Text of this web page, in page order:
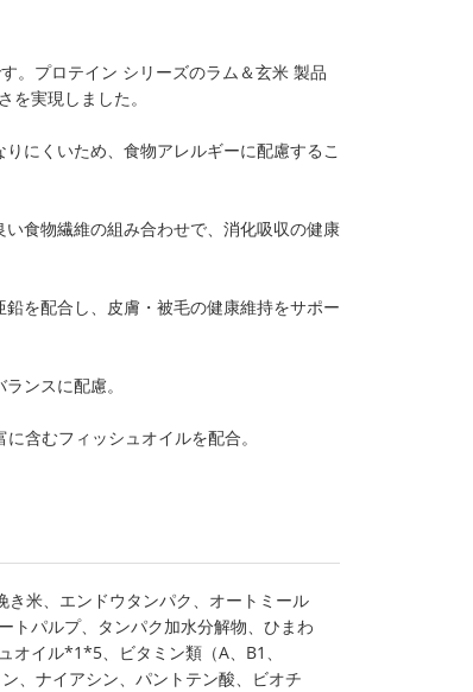
。プロテイン シリーズのラム＆玄米 製品
実現しました。
にくいため、食物アレルギーに配慮するこ
食物繊維の組み合わせで、消化吸収の健康
を配合し、皮膚・被毛の健康維持をサポー
ンスに配慮。
含むフィッシュオイルを配合。
米、エンドウタンパク、オートミール
パルプ、タンパク加水分解物、ひまわ
イル*1*5、ビタミン類（A、B1、
、ナイアシン、パントテン酸、ビオチ